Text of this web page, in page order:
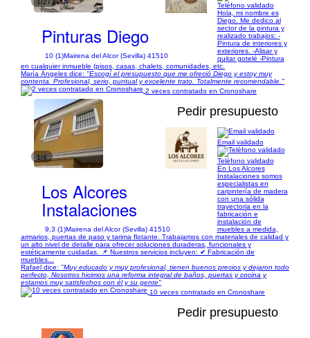
1/27
Pinturas Diego
10 (1)Mairena del Alcor (Sevilla) 41510
Teléfono validado
Hola, mi nombre es
Diego. Me dedico al
sector de la pintura y
realizado trabajos: -
Pintura de interiores y
exteriores. -Alisar y
quitar gotelé -Pintura
en cualquier inmueble (pisos, casas, chalets, comunidades, etc.
María Ángeles dice: "Escogí el presupuesto que me ofreció Diego y estoy muy
contenta. Profesional, serio, puntual y excelente trato. Totalmente recomendable."
2 veces contratado en Cronoshare
1/4
Pedir presupuesto
Los Alcores
Instalaciones
9,3 (1)Mairena del Alcor (Sevilla) 41510
Email validado
Teléfono validado
En Los Alcores
Instalaciones somos
especialistas en
carpintería de madera
con una sólida
trayectoria en la
fabricación e
instalación de
muebles a medida,
armarios, puertas de paso y tarima flotante. Trabajamos con materiales de calidad y
un alto nivel de detalle para ofrecer soluciones duraderas, funcionales y
estéticamente cuidadas. 📌 Nuestros servicios incluyen: ✔ Fabricación de
muebles...
Rafael dice: "Muy educado y muy profesional, tienen buenos precios y dejaron todo
perfecto, Nosotros hicimos una reforma integral de baños, puertas y cocina y
estamos muy satisfechos con él y su gente"
10 veces contratado en Cronoshare
Pedir presupuesto